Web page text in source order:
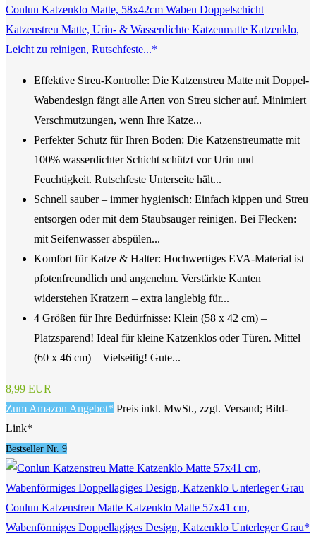
Conlun Katzenklo Matte, 58x42cm Waben Doppelschicht
Katzenstreu Matte, Urin- & Wasserdichte Katzenmatte Katzenklo,
Leicht zu reinigen, Rutschfeste...*
Effektive Streu-Kontrolle: Die Katzenstreu Matte mit Doppel-
Wabendesign fängt alle Arten von Streu sicher auf. Minimiert
Verschmutzungen, wenn Ihre Katze...
Perfekter Schutz für Ihren Boden: Die Katzenstreumatte mit
100% wasserdichter Schicht schützt vor Urin und
Feuchtigkeit. Rutschfeste Unterseite hält...
Schnell sauber – immer hygienisch: Einfach kippen und Streu
entsorgen oder mit dem Staubsauger reinigen. Bei Flecken:
mit Seifenwasser abspülen...
Komfort für Katze & Halter: Hochwertiges EVA-Material ist
pfotenfreundlich und angenehm. Verstärkte Kanten
widerstehen Kratzern – extra langlebig für...
4 Größen für Ihre Bedürfnisse: Klein (58 x 42 cm) –
Platzsparend! Ideal für kleine Katzenklos oder Türen. Mittel
(60 x 46 cm) – Vielseitig! Gute...
8,99 EUR
Zum Amazon Angebot* Preis inkl. MwSt., zzgl. Versand; Bild-
Link*
Bestseller Nr. 9
Conlun Katzenstreu Matte Katzenklo Matte 57x41 cm,
Wabenförmiges Doppellagiges Design, Katzenklo Unterleger Grau*